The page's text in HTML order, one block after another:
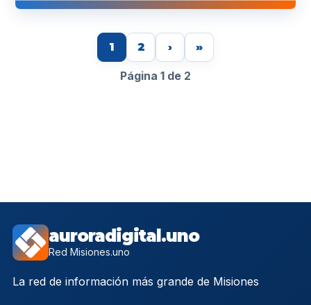
1 2 › »
Página 1 de 2
auroradigital.uno
Red Misiones.uno
La red de información más grande de Misiones